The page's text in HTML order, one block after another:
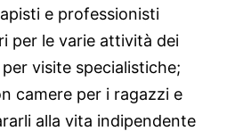
e professionisti
per le varie attività dei
visite specialistiche;
camere per i ragazzi e
alla vita indipendente